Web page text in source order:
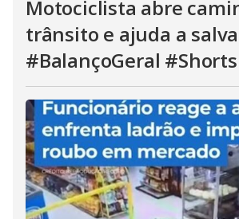
Motociclista abre
trânsito e ajuda a
#BalançoGeral #Shorts